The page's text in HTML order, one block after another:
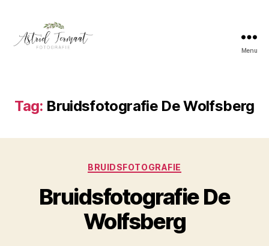
Menu
Tag: Bruidsfotografie De Wolfsberg
Categorieën
BRUIDSFOTOGRAFIE
Bruidsfotografie De
Wolfsberg